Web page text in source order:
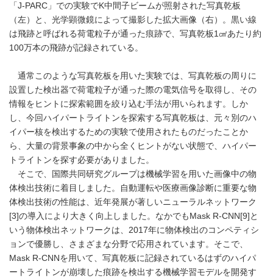
「J-PARC」での実験でK中間子ビームが照射された写真乾板
（左）と、光学顕微鏡によって撮影した拡大画像（右）。黒い線
は飛跡と呼ばれる荷電粒子が通った痕跡で、写真乾板1㎠あたり約
100万本の飛跡が記録されている。
通常このような写真乾板を用いた実験では、写真乾板の周りに
設置した検出器で荷電粒子が通った際の電気信号を取得し、その
情報をヒントに探索範囲を絞り込む手法が用いられます。しか
し、今回ハイパートライトンを探索する写真乾板は、元々別のハ
イパー核を検出するための実験で使用されたものだったことか
ら、大量の背景事象の中から全くヒントがない状態で、ハイパー
トライトンを探す必要がありました。
そこで、国際共同研究グループは機械学習を用いた画像中の物
体検出技術に着目しました。自動運転や医療画像診断に重要な物
体検出技術の性能は、近年発展が著しいニューラルネットワーク
[3]の導入により大きく向上しました。なかでもMask R-CNN[9]と
いう物体検出ネットワークは、2017年に物体検出のコンペティシ
ョンで優勝し、さまざまな分野で応用されています。そこで、
Mask R-CNNを用いて、写真乾板に記録されているはずのハイパ
ートライトンが崩壊した痕跡を検出する機械学習モデルを開発す